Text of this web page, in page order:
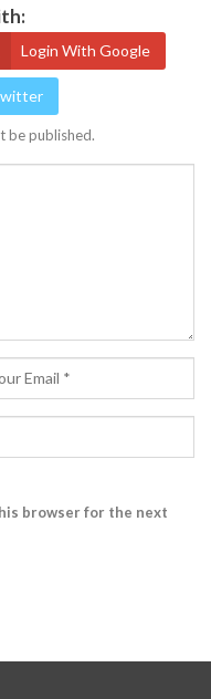
Login With Google
be published.
browser for the next